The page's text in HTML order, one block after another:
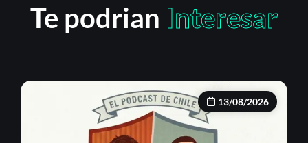
Te podrian Interesar
13/08/2026